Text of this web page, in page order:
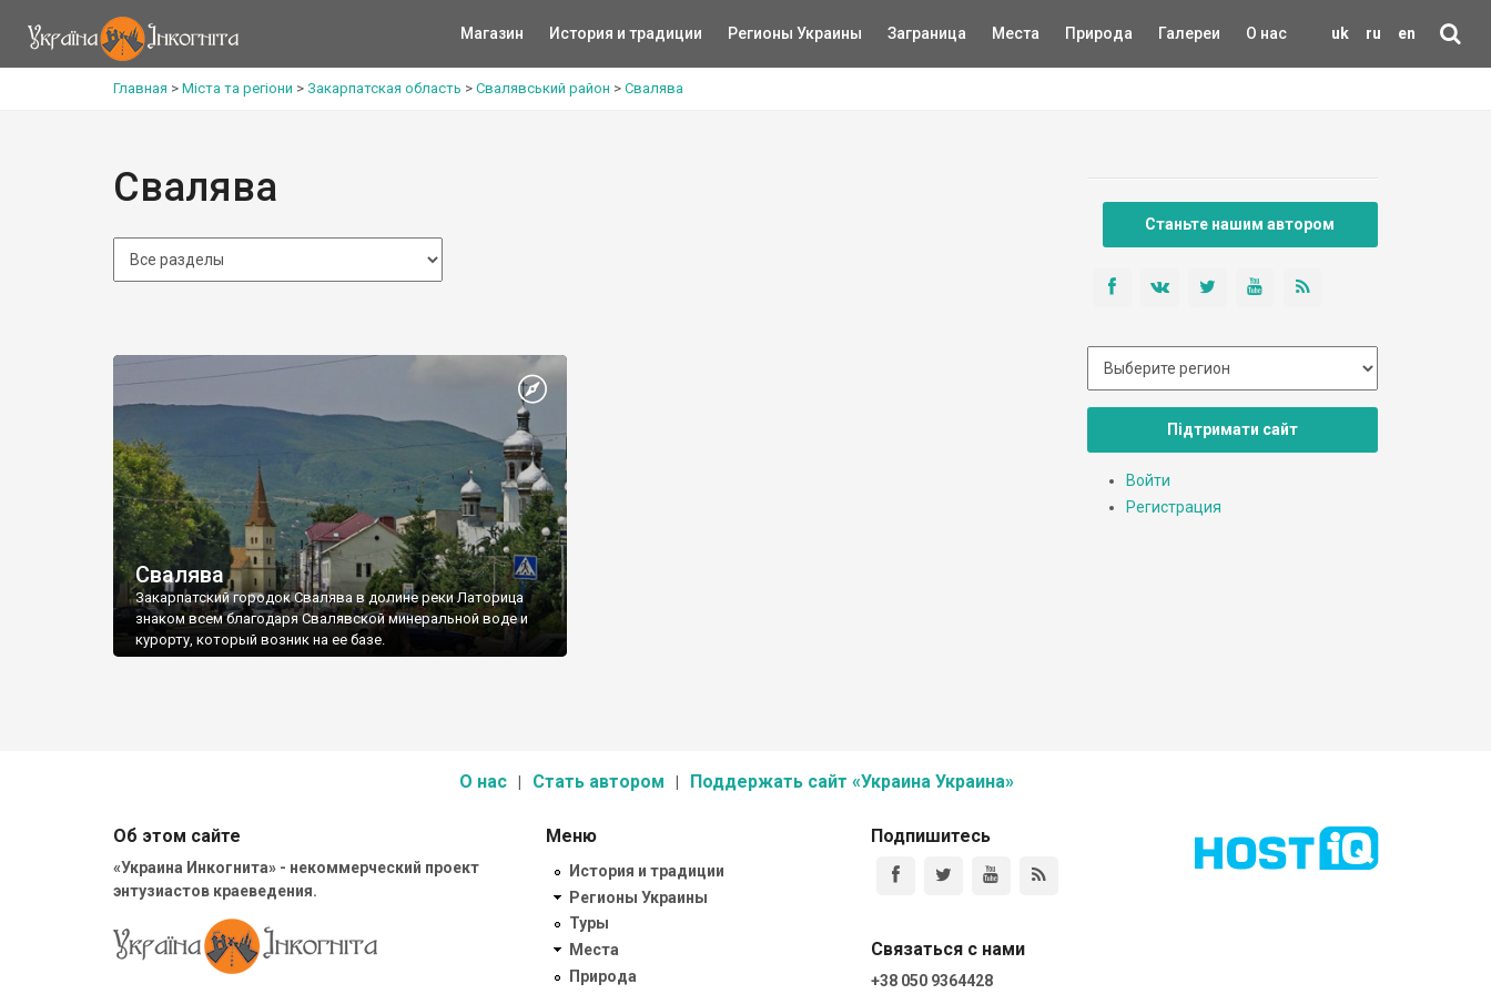
uk ru en
Магазин История и традиции Регионы Украины Заграница Места Природа Галереи О нас
Главная > Міста та регіони > Закарпатская область > Свалявський район > Свалява
Свалява
Свалява
Закарпатский городок Свалява в долине реки Латорица
знаком всем благодаря Свалявской минеральной воде и
курорту, который возник на ее базе.
Станьте нашим автором
Підтримати сайт
Войти
Регистрация
О нас Стать автором Поддержать сайт «Украина Украина»
Об этом сайте
«Украина Инкогнита» - некоммерческий проект
энтузиастов краеведения.
Меню
История и традиции
Регионы Украины
Туры
Места
Природа
Подпишитесь
Связаться с нами
+38 050 9364428